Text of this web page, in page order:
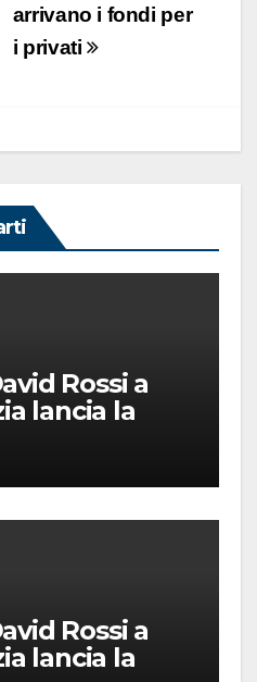
arrivano i fondi per
i privati
Rossi a
lancia la
Rossi a
lancia la